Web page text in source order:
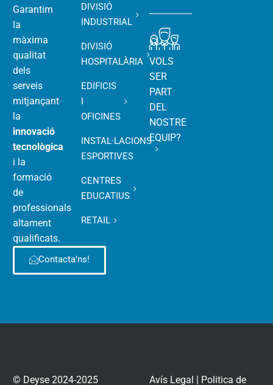
Garantim
la
màxima
qualitat
dels
serveis
mitjançant
la
innovació
tecnològica
i la
formació
de
professionals
altament
qualificats.
Contacta’ns!
DIVISIÓ
INDUSTRIAL
DIVISIÓ
HOSPITALÀRIA
EDIFICIS
I
OFICINES
INSTAL·LACIONS
ESPORTIVES
CENTRES
EDUCATIUS
RETAIL
VOLS
SER
PART
DEL
NOSTRE
EQUIP?
© Deyse 2024-2025 Avís Legal Politica de